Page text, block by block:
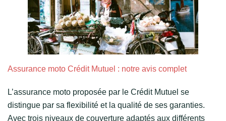
Assurance moto Crédit Mutuel : notre avis complet
L’assurance moto proposée par le Crédit Mutuel se
distingue par sa flexibilité et la qualité de ses garanties.
Avec trois niveaux de couverture adaptés aux différents